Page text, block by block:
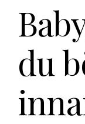
du